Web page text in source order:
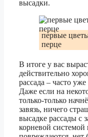
высадки.
первые
перце
В итоге у вас
действительно
рассада – часто
Даже если на
только-только
завязь, ничего
высадке рассады с
корневой системой